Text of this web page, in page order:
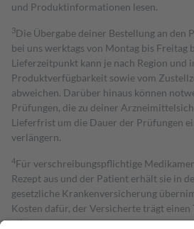
und Produktinformationen lesen.
3Die Übergabe deiner Bestellung an den
bei uns werktags von Montag bis Freitag
Lieferzeitpunkt kann je nach Region und
Produktverfügbarkeit sowie vom
abweichen. Darüber hinaus können
Prüfungen, die zu deiner
Lieferfrist um die Dauer der Prüfungen
verlängern.
4Für verschreibungspflichtige
Rezept aus und der Patient erhält sie in
gesetzliche Krankenversicherung
Kosten dafür, der Versicherte trägt einen
mit.